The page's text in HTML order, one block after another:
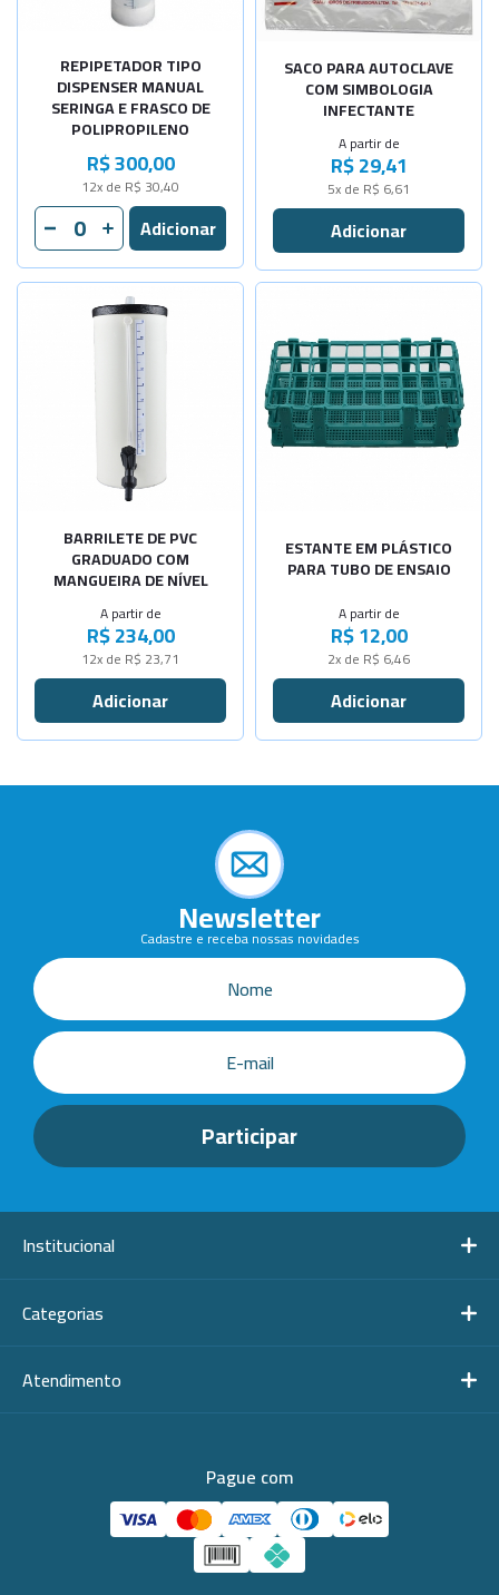
REPIPETADOR TIPO
DISPENSER MANUAL
SERINGA E FRASCO DE
POLIPROPILENO
R$ 300,00
12x de R$ 30,40
SACO PARA AUTOCLAVE
COM SIMBOLOGIA
INFECTANTE
A partir de
R$ 29,41
5x de R$ 6,61
100 litros
- +
BARRILETE DE PVC
GRADUADO COM
MANGUEIRA DE NÍVEL
A partir de
R$ 234,00
12x de R$ 23,71
Selecione a Quantidade
-
-
-
-
Cap. 50Lit -
Cap.100Lit -
Cap.200Lit
Sob Consulta
Cap.15Litr
Sob Consulta
ESTANTE EM PLÁSTICO
PARA TUBO DE ENSAIO
A partir de
R$ 12,00
2x de R$ 6,46
Para 40 tu
- +
Para 60 tu - +
Para 90 tu - +
Para 21 de -
Newsletter
Cadastre e receba nossas novidades
Institucional
Categorias
Atendimento
Pague com